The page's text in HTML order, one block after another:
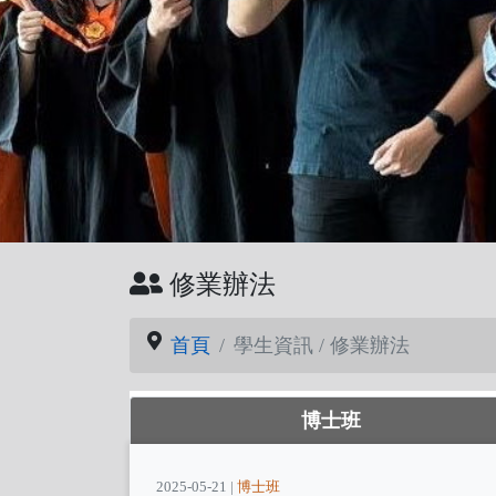
修業辦法
首頁 學生資訊 / 修業辦法
博士班
2025-05-21 | 博士班